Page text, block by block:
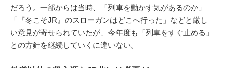
だろう。一部からは当時、「列車を動かす気があるのか」
「『冬こそJR』のスローガンはどこへ行った」などと厳し
い意見が寄せられていたが、今年度も「列車をすぐ止める」
との方針を継続していくに違いない。